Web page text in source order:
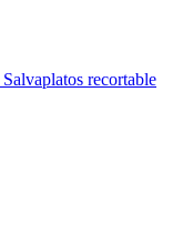
Salvaplatos recortable